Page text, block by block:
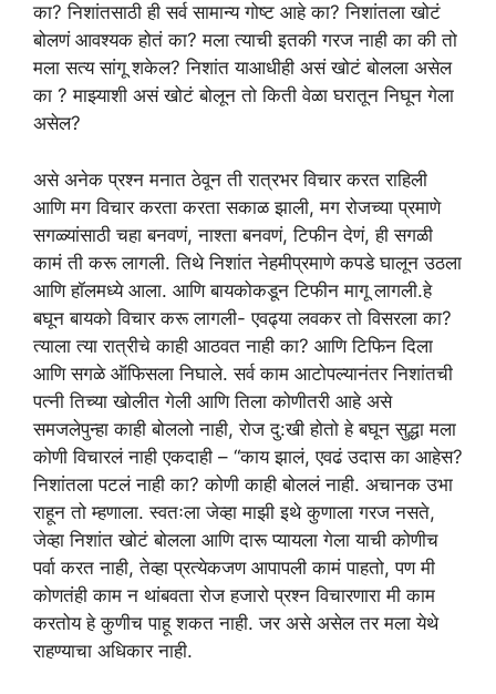
का? निशांतसाठी ही सर्व सामान्य गोष्ट आहे का? निशांतला खोटं
बोलणं आवश्यक होतं का? मला त्याची इतकी गरज नाही का की तो
मला सत्य सांगू शकेल? निशांत याआधीही असं खोटं बोलला असेल
का ? माझ्याशी असं खोटं बोलून तो किती वेळा घरातून निघून गेला
असेल?
असे अनेक प्रश्न मनात ठेवून ती रात्रभर विचार करत राहिली
आणि मग विचार करता करता सकाळ झाली, मग रोजच्या प्रमाणे
सगळ्यांसाठी चहा बनवणं, नाश्ता बनवणं, टिफीन देणं, ही सगळी
कामं ती करू लागली. तिथे निशांत नेहमीप्रमाणे कपडे घालून उठला
आणि हॉलमध्ये आला. आणि बायकोकडून टिफीन मागू लागली.हे
बघून बायको विचार करू लागली- एवढ्या लवकर तो विसरला का?
त्याला त्या रात्रीचे काही आठवत नाही का? आणि टिफिन दिला
आणि सगळे ऑफिसला निघाले. सर्व काम आटोपल्यानंतर निशांतची
पत्नी तिच्या खोलीत गेली आणि तिला कोणीतरी आहे असे
समजलेपुन्हा काही बोललो नाही, रोज दु:खी होतो हे बघून सुद्धा मला
कोणी विचारलं नाही एकदाही – “काय झालं, एवढं उदास का आहेस?
निशांतला पटलं नाही का? कोणी काही बोललं नाही. अचानक उभा
राहून तो म्हणाला. स्वतःला जेव्हा माझी इथे कुणाला गरज नसते,
जेव्हा निशांत खोटं बोलला आणि दारू प्यायला गेला याची कोणीच
पर्वा करत नाही, तेव्हा प्रत्येकजण आपापली कामं पाहतो, पण मी
कोणतंही काम न थांबवता रोज हजारो प्रश्न विचारणारा मी काम
करतोय हे कुणीच पाहू शकत नाही. जर असे असेल तर मला येथे
राहण्याचा अधिकार नाही.